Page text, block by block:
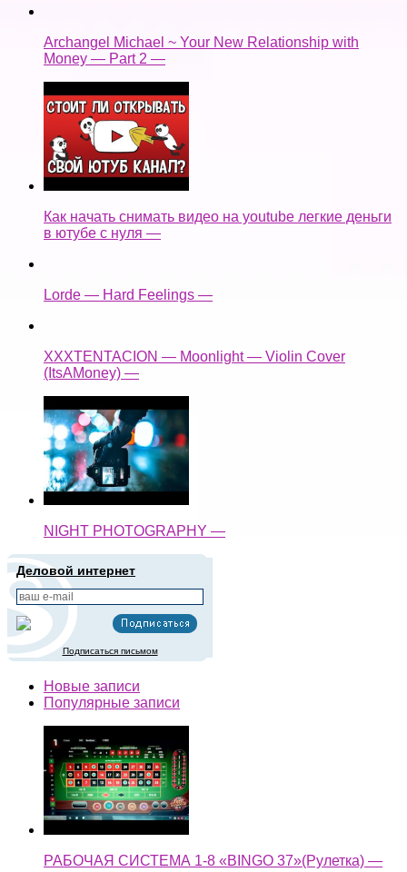
Archangel Michael ~ Your New Relationship with
Money — Part 2 —
Как начать снимать видео на youtube легкие деньги
в ютубе с нуля —
Lorde — Hard Feelings —
XXXTENTACION — Moonlight — Violin Cover
(ItsAMoney) —
NIGHT PHOTOGRAPHY —
Деловой интернет
Подписаться письмом
Новые записи
Популярные записи
РАБОЧАЯ СИСТЕМА 1-8 «BINGO 37»(Рулетка) —